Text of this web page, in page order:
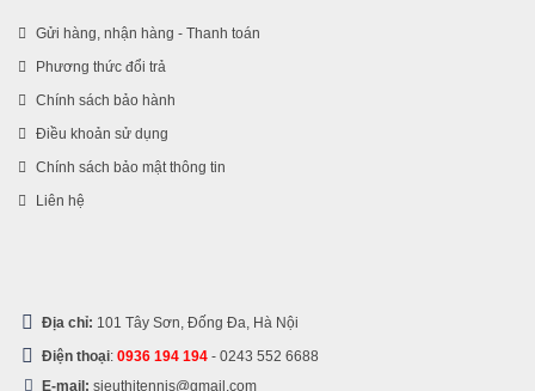
Gửi hàng, nhận hàng - Thanh toán
Phương thức đổi trả
Chính sách bảo hành
Điều khoản sử dụng
Chính sách bảo mật thông tin
Liên hệ
Địa chỉ: 101 Tây Sơn, Đống Đa, Hà Nội
Điện thoại: 0936 194 194 - 0243 552 6688
E-mail: sieuthitennis@gmail.com